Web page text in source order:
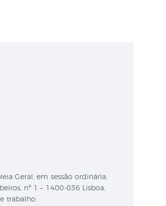
Geral, em sessão ordinária,
nº 1 – 1400-036 Lisboa,
trabalho: